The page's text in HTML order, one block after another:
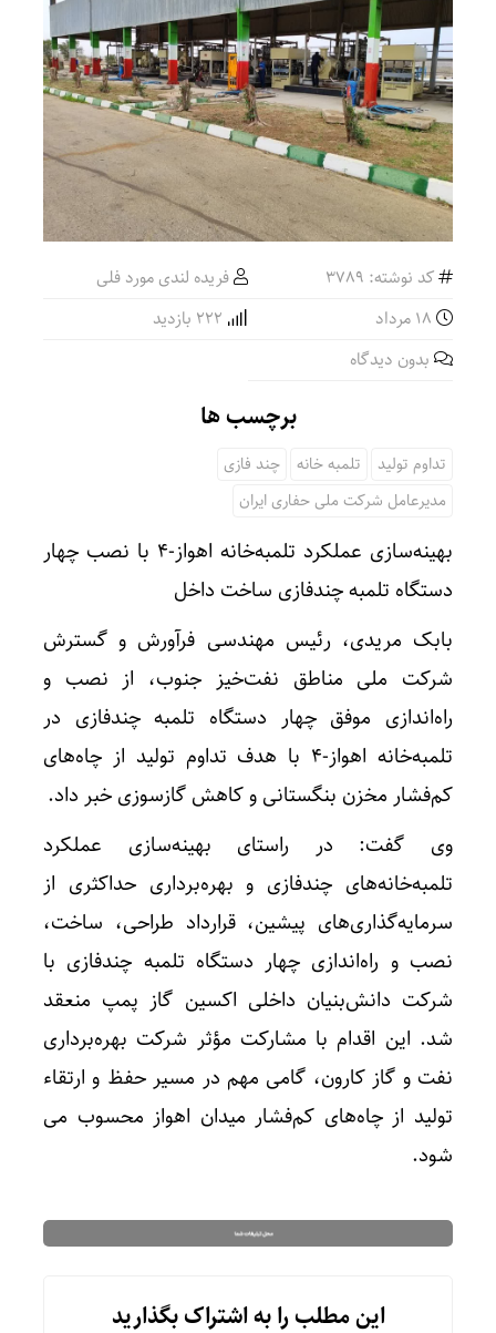
کد نوشته: 3789
فریده لندی مورد فلی
بدون دیدگاه
برچسب ها
تداوم تولید تلمبه خانه
چند فازی
مدیرعامل شرکت ملی حفاری ایران
بهینه‌سازی عملکرد تلمبه‌خانه اهواز-۴ با نصب چهار
دستگاه تلمبه چندفازی ساخت داخل
بابک مریدی، رئیس مهندسی فرآورش و گسترش
شرکت ملی مناطق نفت‌خیز جنوب، از نصب و
راه‌اندازی موفق چهار دستگاه تلمبه چندفازی در
تلمبه‌خانه اهواز-۴ با هدف تداوم تولید از چاه‌های
کم‌فشار مخزن بنگستانی و کاهش گازسوزی خبر داد.
وی گفت: در راستای بهینه‌سازی عملکرد
تلمبه‌خانه‌های چندفازی و بهره‌برداری حداکثری از
سرمایه‌گذاری‌های پیشین، قرارداد طراحی، ساخت،
نصب و راه‌اندازی چهار دستگاه تلمبه چندفازی با
شرکت دانش‌بنیان داخلی اکسین گاز پمپ منعقد
شد. این اقدام با مشارکت مؤثر شرکت بهره‌برداری
نفت و گاز کارون، گامی مهم در مسیر حفظ و ارتقاء
تولید از چاه‌های کم‌فشار میدان اهواز محسوب می
شود.
این مطلب را به اشتراک بگذارید